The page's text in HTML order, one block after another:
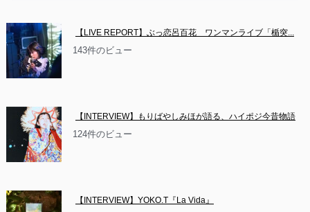
【LIVE REPORT】ぶっ恋呂百花　ワンマンライブ「楯突...
143件のビュー
【INTERVIEW】もりばやしみほが語る、ハイポジ今昔物語
124件のビュー
【INTERVIEW】YOKO.T『La Vida』